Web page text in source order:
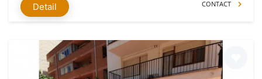
Detail CONTACT